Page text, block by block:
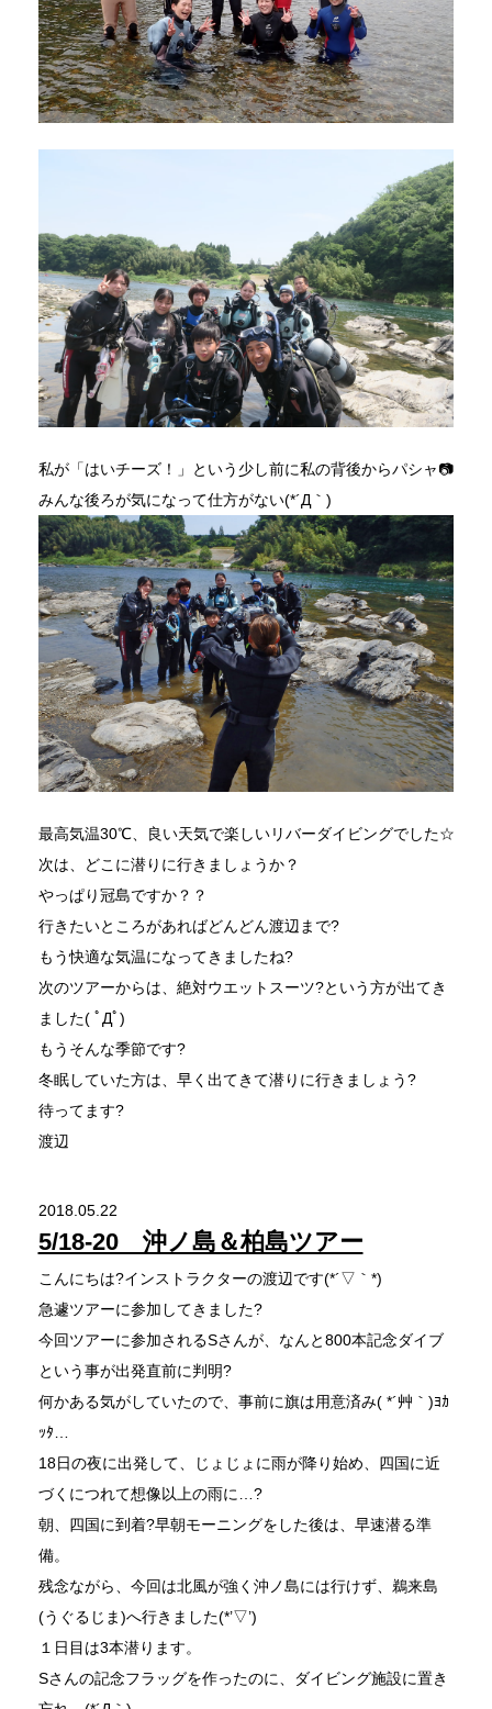
私が「はいチーズ！」という少し前に私の背後からパシャ📷
みんな後ろが気になって仕方がない(*´Д｀)
最高気温30℃、良い天気で楽しいリバーダイビングでした☆
次は、どこに潜りに行きましょうか？
やっぱり冠島ですか？？
行きたいところがあればどんどん渡辺まで?
もう快適な気温になってきましたね?
次のツアーからは、絶対ウエットスーツ?という方が出てき
ました( ﾟДﾟ)
もうそんな季節です?
冬眠していた方は、早く出てきて潜りに行きましょう?
待ってます?
渡辺
2018.05.22
5/18-20 沖ノ島＆柏島ツアー
こんにちは?インストラクターの渡辺です(*´▽｀*)
急遽ツアーに参加してきました?
今回ツアーに参加されるSさんが、なんと800本記念ダイブ
という事が出発直前に判明?
何かある気がしていたので、事前に旗は用意済み( *´艸｀)ﾖｶ
ｯﾀ…
18日の夜に出発して、じょじょに雨が降り始め、四国に近
づくにつれて想像以上の雨に…?
朝、四国に到着?早朝モーニングをした後は、早速潜る準
備。
残念ながら、今回は北風が強く沖ノ島には行けず、鵜来島
(うぐるじま)へ行きました(*’▽’)
１日目は3本潜ります。
Sさんの記念フラッグを作ったのに、ダイビング施設に置き